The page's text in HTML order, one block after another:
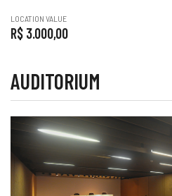
LOCATION VALUE
R$ 3.000,00
AUDITORIUM